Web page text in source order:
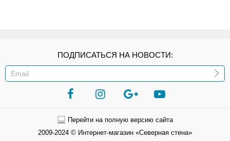
ПОДПИСАТЬСЯ НА НОВОСТИ:
Перейти на полную версию сайта
2009-2024 © Интернет-магазин «Северная стена»